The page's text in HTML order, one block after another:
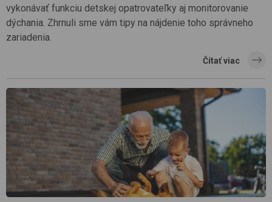
vykonávať funkciu detskej opatrovateľky aj monitorovanie
dýchania. Zhrnuli sme vám tipy na nájdenie toho správneho
zariadenia.
Čítať viac